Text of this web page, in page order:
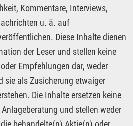
Kommentare, Interviews,
u. ä. auf
Diese Inhalte dienen
der Leser und stellen keine
Empfehlungen dar, weder
als Zusicherung etwaiger
Die Inhalte ersetzen keine
und stellen weder